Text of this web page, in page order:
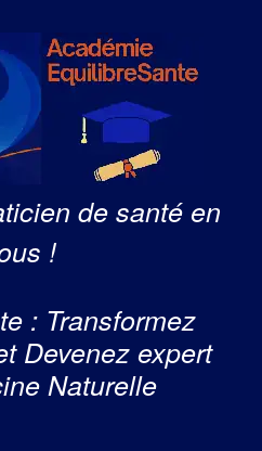
de santé en
!
: Transformez
Devenez expert
Naturelle